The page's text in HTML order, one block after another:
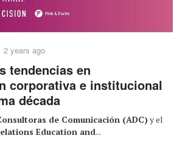
2 years ago
tendencias en
corporativa e institucional
década
de Comunicación (ADC)y el
Education and...